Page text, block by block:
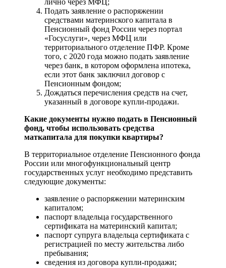
лично через МФЦ;
Подать заявление о распоряжении
средствами материнского капитала в
Пенсионный фонд России через портал
«Госуслуги», через МФЦ или
территориального отделение ПФР. Кроме
того, с 2020 года можно подать заявление
через банк, в котором оформлена ипотека,
если этот банк заключил договор с
Пенсионным фондом;
Дождаться перечисления средств на счет,
указанный в договоре купли-продажи.
Какие документы нужно подать в Пенсионный
фонд, чтобы использовать средства
маткапитала для покупки квартиры?
В территориальное отделение Пенсионного фонда
России или многофункциональный центр
государственных услуг необходимо представить
следующие документы:
заявление о распоряжении материнским
капиталом;
паспорт владельца государственного
сертификата на материнский капитал;
паспорт супруга владельца сертификата с
регистрацией по месту жительства либо
пребывания;
сведения из договора купли-продажи;